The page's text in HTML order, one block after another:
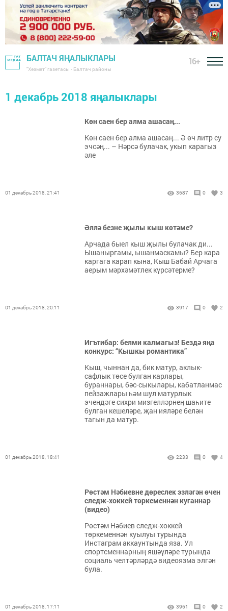
БАЛТАЧ ЯҢАЛЫКЛАРЫ
"Хезмәт" газетасы - Балтач районы
16+
1 декабрь 2018 яңалыклары
Көн саен бер алма ашасаң...
Көн саен бер алма ашасаң... Ә өч литр су
эчсәң... – Нәрсә булачак, укып карагыз
әле
01 декабрь 2018, 21:41 3687 0 3
Әллә безне җылы кыш көтәме?
Арчада быел кыш җылы булачак ди...
Ышаныргамы, ышанмаскамы? Бер кара
каргага карап кына, Кыш Бабай Арчага
аерым мәрхәмәтлек күрсәтерме?
01 декабрь 2018, 20:11 3917 0 2
Игътибар: белми калмагыз! Бездә яңа
конкурс: “Кышкы романтика”
Кыш, чыннан да, бик матур, аклык-
сафлык төсе булган карлары,
бураннары, бәс-сыкылары, кабатланмас
пейзажлары һәм шул матурлык
эчендәге сихри мизгелләрнең шаһите
булган кешеләре, җан ияләре белән
тагын да матур.
01 декабрь 2018, 18:41 2233 0 4
Рөстәм Нәбиевне дөреслек эзләгән өчен
следж-хоккей төркеменнән куганнар
(видео)
Рөстәм Нәбиев следж-хоккей
төркеменнән куылуы турында
Инстаграм аккаунтында яза. Ул
спортсменнарның яшәүләре турында
социаль челтәрләрдә видеоязма элгән
була.
01 декабрь 2018, 17:11 3961 0 2